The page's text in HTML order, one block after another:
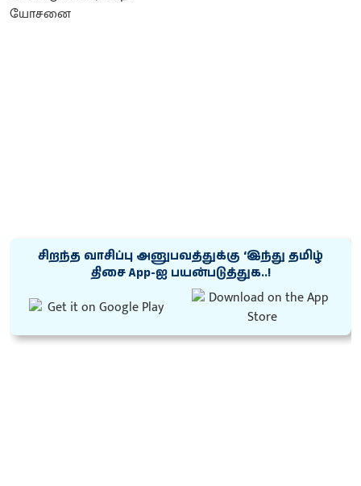
சிறந்த வாசிப்பு அனுபவத்துக்கு ‘இந்து தமிழ்
திசை App-ஐ பயன்படுத்துக..!